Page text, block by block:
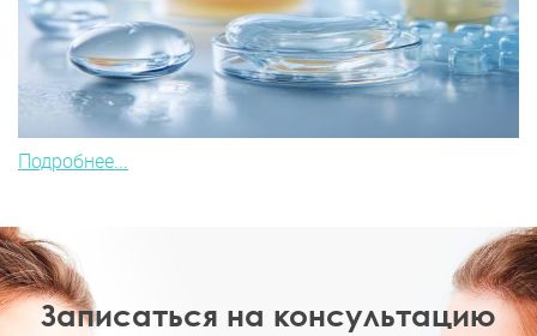
Подробнее...
Записаться на консультацию